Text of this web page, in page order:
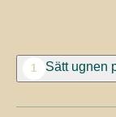
1 Sätt ugnen